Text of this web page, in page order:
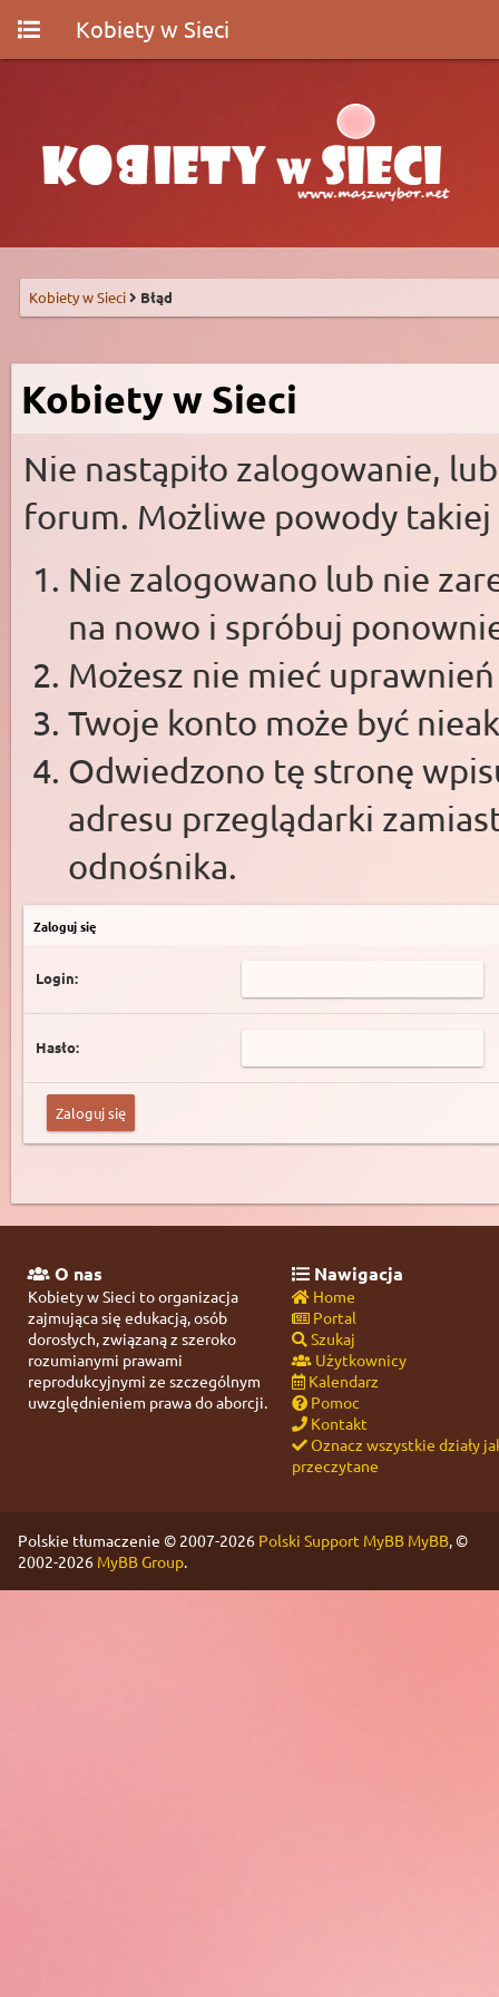
Kobiety w Sieci
Kobiety w Sieci Błąd
Kobiety w Sieci
Nie nastąpiło zalogowanie,
forum. Możliwe powody takiej
Nie zalogowano lub nie
na nowo i spróbuj
Możesz nie mieć
Twoje konto może być
Odwiedzono tę stronę
adresu przeglądarki
odnośnika.
Zaloguj się
Login:
Hasło:
O nas
Kobiety w Sieci to organizacja
zajmująca się edukacją, osób
dorosłych, związaną z szeroko
rozumianymi prawami
reprodukcyjnymi ze szczególnym
uwzględnieniem prawa do aborcji.
Nawigacja
Home
Portal
Szukaj
Użytkownicy
Kalendarz
Pomoc
Kontakt
Oznacz wszystkie działy
przeczytane
Polskie tłumaczenie © 2007-2026 Polski Support MyBB MyBB, ©
2002-2026 MyBB Group.